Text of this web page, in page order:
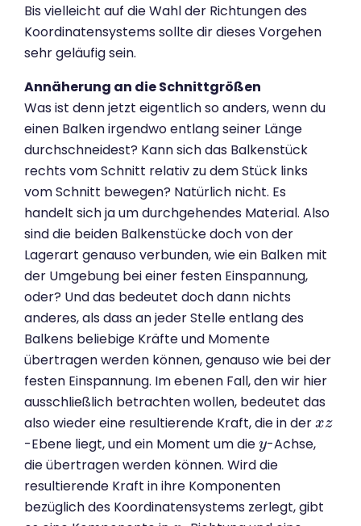
Bis vielleicht auf die Wahl der Richtungen des
Koordinatensystems sollte dir dieses Vorgehen
sehr geläufig sein.
Annäherung an die Schnittgrößen
Was ist denn jetzt eigentlich so anders, wenn du
einen Balken irgendwo entlang seiner Länge
durchschneidest? Kann sich das Balkenstück
rechts vom Schnitt relativ zu dem Stück links
vom Schnitt bewegen? Natürlich nicht. Es
handelt sich ja um durchgehendes Material. Also
sind die beiden Balkenstücke doch von der
Lagerart genauso verbunden, wie ein Balken mit
der Umgebung bei einer festen Einspannung,
oder? Und das bedeutet doch dann nichts
anderes, als dass an jeder Stelle entlang des
Balkens beliebige Kräfte und Momente
übertragen werden können, genauso wie bei der
festen Einspannung. Im ebenen Fall, den wir hier
ausschließlich betrachten wollen, bedeutet das
also wieder eine resultierende Kraft, die in der xz
xz
-Ebene liegt, und ein Moment um die y
y-Achse,
die übertragen werden können. Wird die
resultierende Kraft in ihre Komponenten
bezüglich des Koordinatensystems zerlegt, gibt